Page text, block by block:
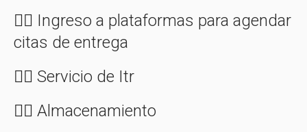
👉🏼 Ingreso a plataformas para agendar
citas de entrega
👉🏼 Servicio de Itr
👉🏼 Almacenamiento